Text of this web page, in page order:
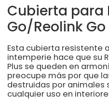
Cubierta para
Go/Reolink Go
Esta cubierta resistente
intemperie hace que su
Plus se queden en
preocupe más por que
destruidas por animales
cualquier uso en